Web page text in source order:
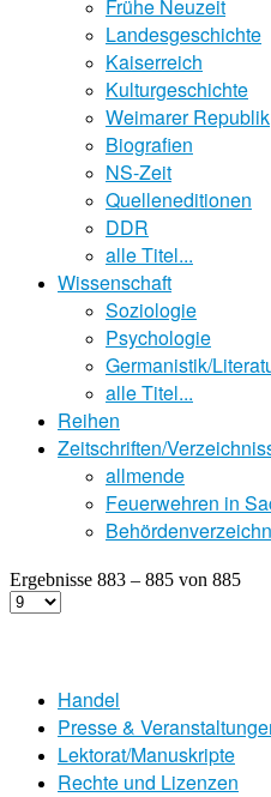
Frühe Neuzeit
Landesgeschichte
Kaiserreich
Kulturgeschichte
Weimarer Republik
Biografien
NS-Zeit
Quelleneditionen
DDR
alle Titel...
Wissenschaft
Soziologie
Psychologie
Germanistik/
alle Titel...
Reihen
Zeitschriften/
allmende
Feuerwehren in
Ergebnisse 883 – 885 von 885
Handel
Presse &
Lektorat/Manuskripte
Rechte und Lizenzen